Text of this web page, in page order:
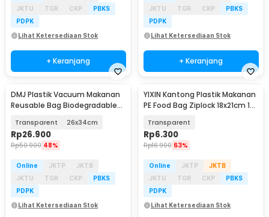
JKTU
TGR CKP
PBKS
PDPK
Lihat Ketersediaan Stok
+ Keranjang
JKTU
TGR CKP
PBKS
PDPK
Lihat Ketersediaan Stok
+ Keranjang
DMJ Plastik Vacuum Makanan
Reusable Bag Biodegradable
Transparent 26x34cm
Rp26.900
Rp50.900 48%
Online JKTP
JKTB
JKTU
TGR CKP
PBKS
PDPK
Lihat Ketersediaan Stok
YIXIN Kantong Plastik Makanan
PE Food Bag Ziplock 18x21cm 15
Transparent
Rp6.300
Rp16.900 63%
Online JKTP
JKTB
JKTU
TGR CKP
PBKS
PDPK
Lihat Ketersediaan Stok